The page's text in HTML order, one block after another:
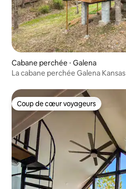
Cabane perchée ⋅ Galena
La cabane perchée Galena Kansas
Coup de cœur voyageurs
Coup de cœur voyageurs